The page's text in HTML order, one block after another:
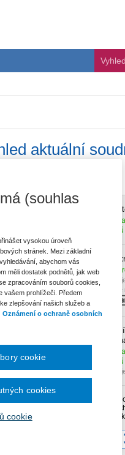
aktuální
dnů
E-
V
Co
dnů
Co
čtenářům rozbor
s ručením
(souhlas
vysokou úroveň
stránek. Mezi základní
abychom vás
měli dostatek podnětů, jak web
zpracováním souborů cookies,
vašem prohlížeči. Předem
zlepšování našich služeb a
Oznámení o ochraně osobních
cookie
cookies
cookie